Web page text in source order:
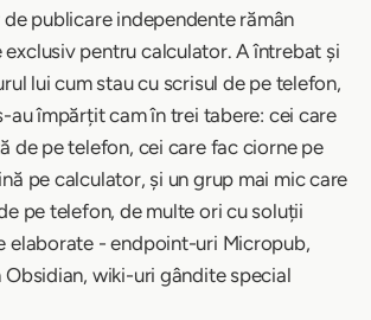
publicare independente rămân
pentru calculator. A întrebat și
lui cum stau cu scrisul de pe telefon,
au împărțit cam în trei tabere: cei care
de pe telefon, cei care fac ciorne pe
pe calculator, și un grup mai mic care
pe telefon, de multe ori cu soluții
elaborate - endpoint-uri Micropub,
Obsidian, wiki-uri gândite special